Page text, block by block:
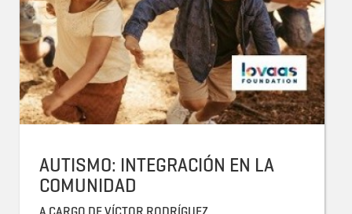
AUTISMO: INTEGRACIÓN EN LA
COMUNIDAD